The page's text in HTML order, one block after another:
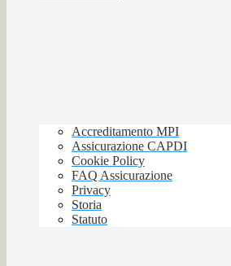
Accreditamento MPI
Assicurazione CAPDI
Cookie Policy
FAQ Assicurazione
Privacy
Storia
Statuto